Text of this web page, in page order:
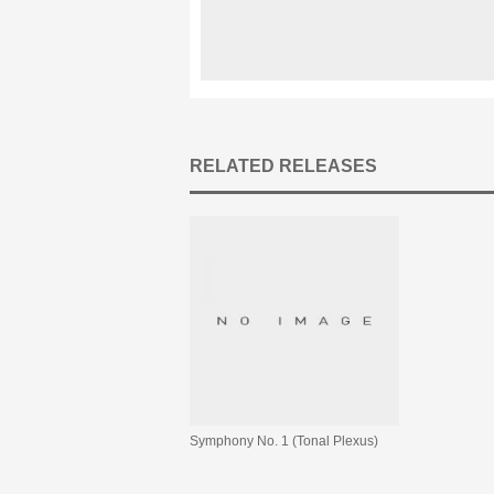
RELATED RELEASES
Symphony No. 1 (Tonal Plexus)